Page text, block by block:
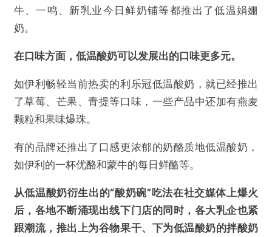
牛、一鸣、新乳业今日鲜奶铺等都推出了低温娟姗
奶。
在口味方面，低温酸奶可以发展出的口味更多元。
如伊利畅轻当前热卖的利乐冠低温酸奶，就已经推出
了草莓、芒果、青提等口味，一些产品中还加有燕麦
颗粒和果味爆珠。
有的品牌还推出了口感更浓郁的奶酪质地低温酸奶，
如伊利的一杯优酪和蒙牛的每日鲜酪等。
从低温酸奶衍生出的“酸奶碗”吃法在社交媒体上爆火
后，各地不断涌现出线下门店的同时，各大乳企也紧
跟潮流，推出上为谷物果干、下为低温酸奶的拌酸奶